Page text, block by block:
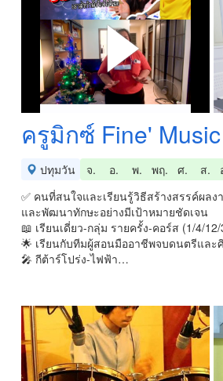
ครูมิกซ์ Fine' Music
ปทุมวัน จ. อ. พ. พฤ. ศ. ส.
✅ คนที่สนใจและเรียนรู้วิธีสร้างสรรค์ผล
และพัฒนาทักษะอย่างมีเป้าหมายชัดเจน
📖 เรียนเดี่ยว-กลุ่ม รายครั้ง-คอร์ส (1/4/
🌟 เรียนกับทีมผู้สอนมืออาชีพจบดนตรีและ
🎤 กีต้าร์โปร่ง-ไฟฟ้า…